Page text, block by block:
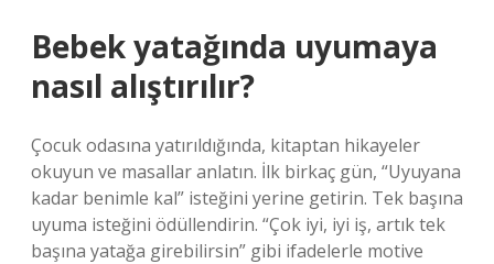
Bebek yatağında uyumaya
nasıl alıştırılır?
Çocuk odasına yatırıldığında, kitaptan hikayeler
okuyun ve masallar anlatın. İlk birkaç gün, “Uyuyana
kadar benimle kal” isteğini yerine getirin. Tek başına
uyuma isteğini ödüllendirin. “Çok iyi, iyi iş, artık tek
başına yatağa girebilirsin” gibi ifadelerle motive